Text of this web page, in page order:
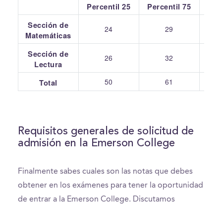
Percentil 25 Percentil 75
Sección de
Matemáticas
24 29
Sección de
Lectura
26 32
Total 50 61
Requisitos generales de solicitud de
admisión en la Emerson College
Finalmente sabes cuales son las notas que debes
obtener en los exámenes para tener la oportunidad
de entrar a la Emerson College. Discutamos